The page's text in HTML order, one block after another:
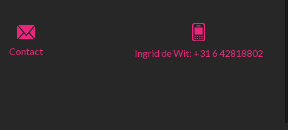
Contact
Ingrid de Wit: +31 6 42818802